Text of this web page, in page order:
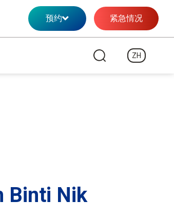
预约 紧急情况
ZH
Binti Nik